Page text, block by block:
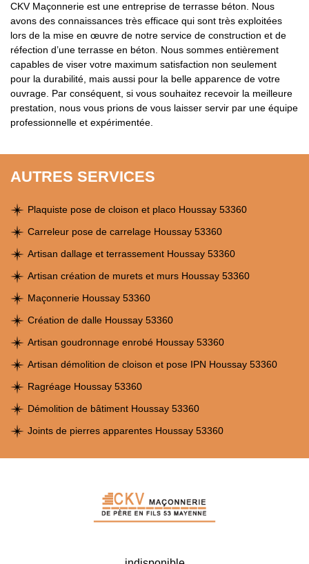
CKV Maçonnerie est une entreprise de terrasse béton. Nous
avons des connaissances très efficace qui sont très exploitées
lors de la mise en œuvre de notre service de construction et de
réfection d’une terrasse en béton. Nous sommes entièrement
capables de viser votre maximum satisfaction non seulement
pour la durabilité, mais aussi pour la belle apparence de votre
ouvrage. Par conséquent, si vous souhaitez recevoir la meilleure
prestation, nous vous prions de vous laisser servir par une équipe
professionnelle et expérimentée.
AUTRES SERVICES
Plaquiste pose de cloison et placo Houssay 53360
Carreleur pose de carrelage Houssay 53360
Artisan dallage et terrassement Houssay 53360
Artisan création de murets et murs Houssay 53360
Maçonnerie Houssay 53360
Création de dalle Houssay 53360
Artisan goudronnage enrobé Houssay 53360
Artisan démolition de cloison et pose IPN Houssay 53360
Ragréage Houssay 53360
Démolition de bâtiment Houssay 53360
Joints de pierres apparentes Houssay 53360